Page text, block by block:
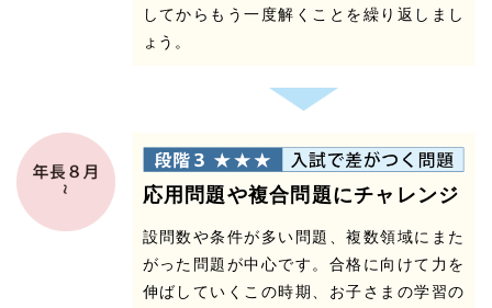
してからもう一度解くことを繰り返しまし
ょう。
応用問題や複合問題にチャレンジ
設問数や条件が多い問題、複数領域にまた
がった問題が中心です。合格に向けて力を
伸ばしていくこの時期、お子さまの学習の